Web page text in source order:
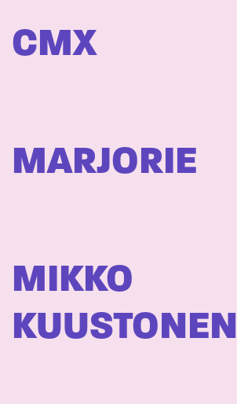
CMX
MARJORIE
MIKKO
KUUSTONEN